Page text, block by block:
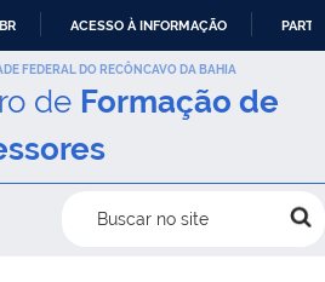
IR
PARA
CONTEÚDO
ACESSO À INFORMAÇÃO
FEDERAL DO RECÔNCAVO DA BAHIA
de Formação de
Buscar no site